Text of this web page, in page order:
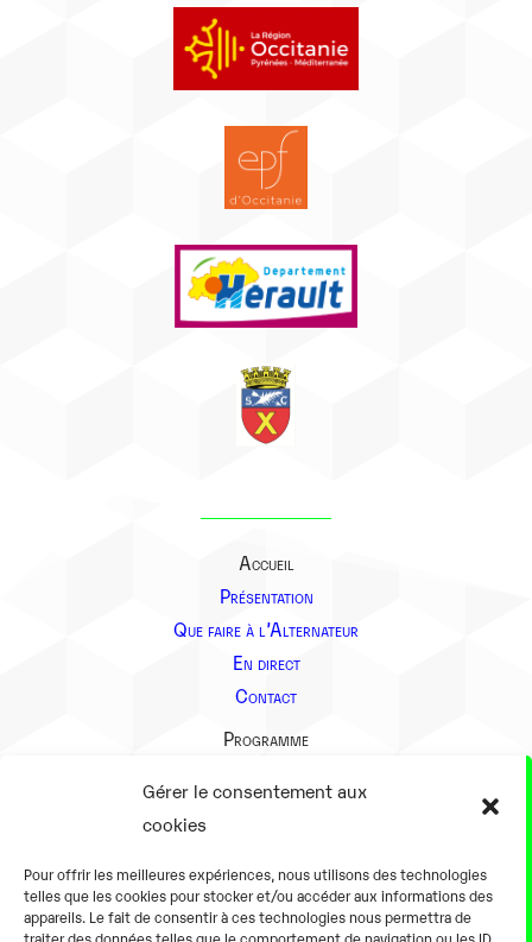
Gérer le consentement aux
cookies
Pour offrir les meilleures expériences, nous utilisons des technologies
telles que les cookies pour stocker et/ou accéder aux informations des
appareils. Le fait de consentir à ces technologies nous permettra de
traiter des données telles que le comportement de navigation ou les ID
Accueil
Présentation
Que faire à l’Alternateur
En direct
Contact
Programme
Présentation
En pratique
Tarifs et horaires